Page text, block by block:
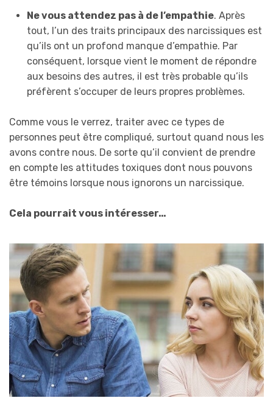
Ne vous attendez pas à de l’empathie. Après
tout, l’un des traits principaux des narcissiques est
qu’ils ont un profond manque d’empathie. Par
conséquent, lorsque vient le moment de répondre
aux besoins des autres, il est très probable qu’ils
préfèrent s’occuper de leurs propres problèmes.
Comme vous le verrez, traiter avec ce types de
personnes peut être compliqué, surtout quand nous les
avons contre nous. De sorte qu’il convient de prendre
en compte les attitudes toxiques dont nous pouvons
être témoins lorsque nous ignorons un narcissique.
Cela pourrait vous intéresser…